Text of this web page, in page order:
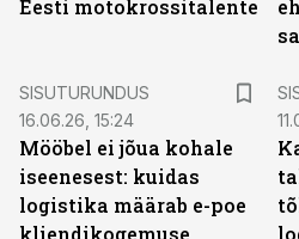
Eesti motokrossitalente
SISUTURUNDUS
16.06.26, 15:24
Mööbel ei jõua kohale
iseenesest: kuidas
logistika määrab e-poe
kliendikogemuse